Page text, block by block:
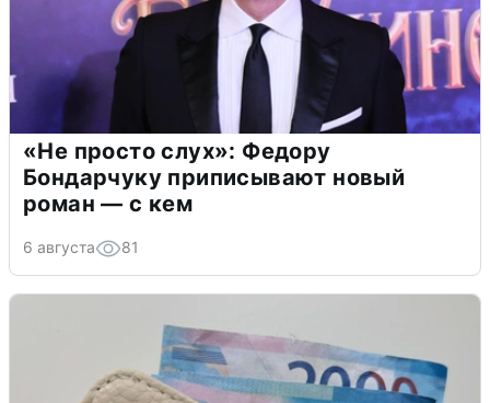
«Не просто слух»: Федору
Бондарчуку приписывают новый
роман — с кем
6 августа 81